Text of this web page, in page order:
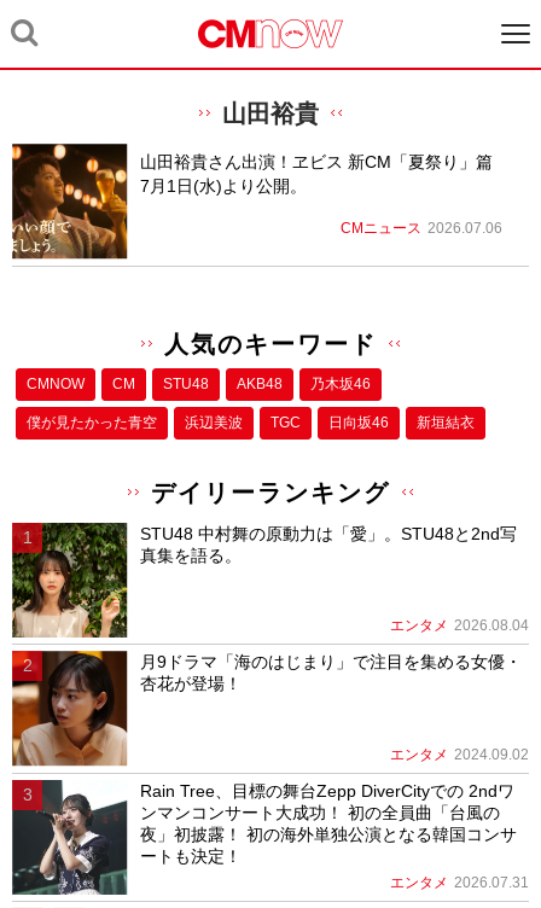
山田裕貴
山田裕貴さん出演！ヱビス 新CM「夏祭り」篇
7月1日(水)より公開。
CMニュース 2026.07.06
人気のキーワード
CMNOW CM STU48 AKB48 乃木坂46
僕が⾒たかった⻘空 浜辺美波 TGC 日向坂46 新垣結衣
デイリーランキング
STU48 中村舞の原動力は「愛」。STU48と2nd写
真集を語る。
エンタメ 2026.08.04
月9ドラマ「海のはじまり」で注目を集める女優・
杏花が登場！
エンタメ 2024.09.02
Rain Tree、目標の舞台Zepp DiverCityでの 2ndワ
ンマンコンサート大成功！ 初の全員曲「台風の
夜」初披露！ 初の海外単独公演となる韓国コンサ
ートも決定！
エンタメ 2026.07.31